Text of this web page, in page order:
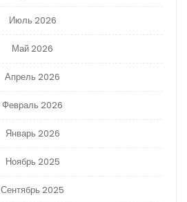
Июль 2026
Май 2026
Апрель 2026
Февраль 2026
Январь 2026
Ноябрь 2025
Сентябрь 2025